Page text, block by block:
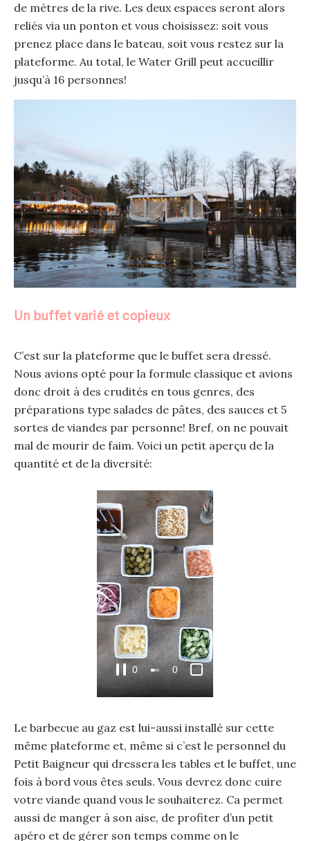
de mètres de la rive. Les deux espaces seront alors
reliés via un ponton et vous choisissez: soit vous
prenez place dans le bateau, soit vous restez sur la
plateforme. Au total, le Water Grill peut accueillir
jusqu’à 16 personnes!
Un buffet varié et copieux
C’est sur la plateforme que le buffet sera dressé.
Nous avions opté pour la formule classique et avions
donc droit à des crudités en tous genres, des
préparations type salades de pâtes, des sauces et 5
sortes de viandes par personne! Bref, on ne pouvait
mal de mourir de faim. Voici un petit aperçu de la
quantité et de la diversité:
0
5
0
0:
2
Le barbecue au gaz est lui-aussi installé sur cette
même plateforme et, même si c’est le personnel du
Petit Baigneur qui dressera les tables et le buffet, une
fois à bord vous êtes seuls. Vous devrez donc cuire
votre viande quand vous le souhaiterez. Ca permet
aussi de manger à son aise, de profiter d’un petit
apéro et de gérer son temps comme on le